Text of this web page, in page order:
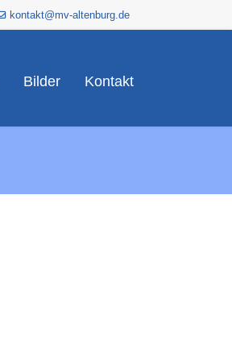
kontakt@mv-altenburg.de
Bilder Kontakt